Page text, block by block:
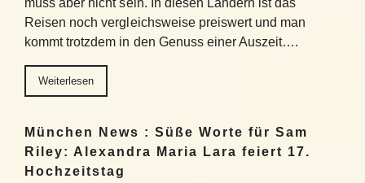
muss aber nicht sein. In diesen Ländern ist das
Reisen noch vergleichsweise preiswert und man
kommt trotzdem in den Genuss einer Auszeit….
Weiterlesen
München News : Süße Worte für Sam
Riley: Alexandra Maria Lara feiert 17.
Hochzeitstag